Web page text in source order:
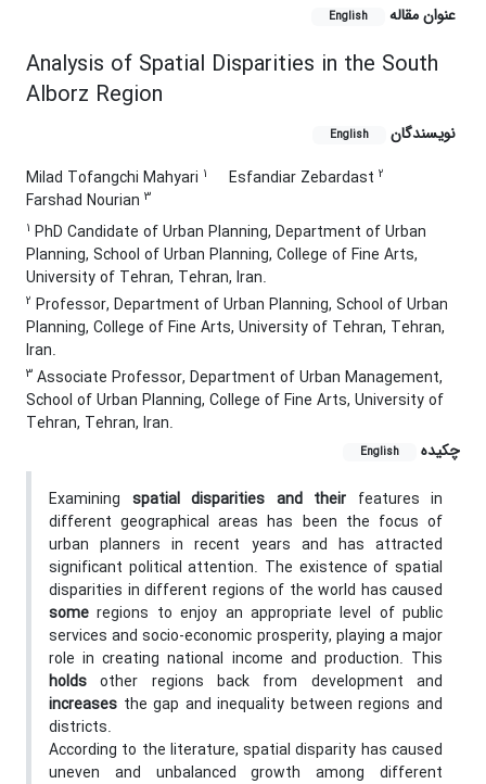
عنوان مقاله English
Analysis of Spatial Disparities in the South
Alborz Region
نویسندگان English
Milad Tofangchi Mahyari 1 Esfandiar Zebardast 2
Farshad Nourian 3
1 PhD Candidate of Urban Planning, Department of Urban
Planning, School of Urban Planning, College of Fine Arts,
University of Tehran, Tehran, Iran.
2 Professor, Department of Urban Planning, School of Urban
Planning, College of Fine Arts, University of Tehran, Tehran,
Iran.
3 Associate Professor, Department of Urban Management,
School of Urban Planning, College of Fine Arts, University of
Tehran, Tehran, Iran.
چکیده
English
Examining spatial disparities and their features in
different geographical areas has been the focus of
urban planners in recent years and has attracted
significant political attention. The existence of spatial
disparities in different regions of the world has caused
some regions to enjoy an appropriate level of public
services and socio-economic prosperity, playing a major
role in creating national income and production. This
holds other regions back from development and
increases the gap and inequality between regions and
districts.
According to the literature, spatial disparity has caused
uneven and unbalanced growth among different